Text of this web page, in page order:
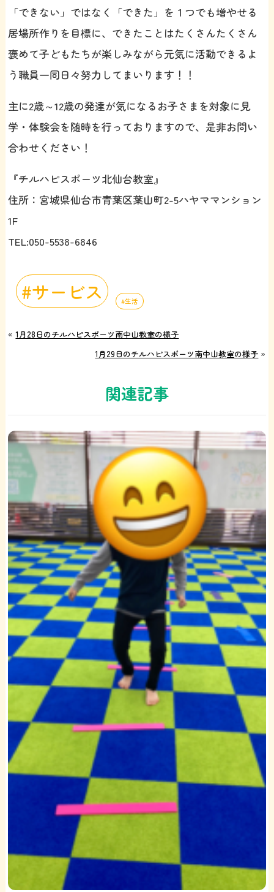
「できない」ではなく「できた」を１つでも増やせる
居場所作りを目標に、できたことはたくさんたくさん
褒めて子どもたちが楽しみながら元気に活動できるよ
う職員一同日々努力してまいります！！
主に2歳～12歳の発達が気になるお子さまを対象に見
学・体験会を随時を行っておりますので、是非お問い
合わせください！
『チルハピスポーツ北仙台教室』
住所：宮城県仙台市青葉区葉山町2-5ハヤママンション
1F
TEL:050-5538-6846
サービス 生活
«1月28日のチルハピスポーツ南中山教室の様子
1月29日のチルハピスポーツ南中山教室の様子 »
関連記事